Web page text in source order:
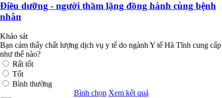
Điều dưỡng - người thầm lặng đồng hành cùng bệnh
nhân
Khảo sát
Bạn cảm thấy chất lượng dịch vụ y tế do ngành Y tế Hà Tĩnh cung cấp
như thế nào?
Rất tốt
Tốt
Bình thường
Bình chọn Xem kết quả